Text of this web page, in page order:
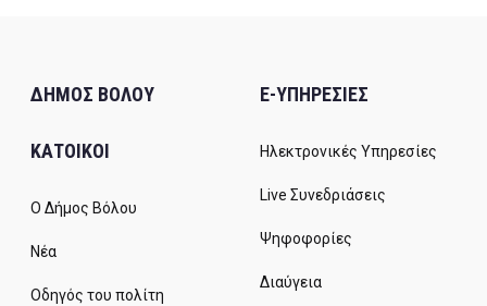
ΔΗΜΟΣ ΒΟΛΟΥ
ΚΑΤΟΙΚΟΙ
Ο Δήμος Βόλου
Νέα
Οδηγός του πολίτη
E-ΥΠΗΡΕΣΙΕΣ
Ηλεκτρονικές Υπηρεσίες
Live Συνεδριάσεις
Ψηφοφορίες
Διαύγεια